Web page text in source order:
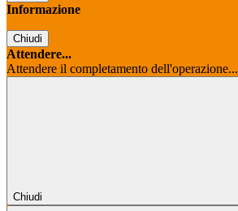
Informazione
Chiudi
Attendere...
Attendere il completamento dell'operazione...
Chiudi